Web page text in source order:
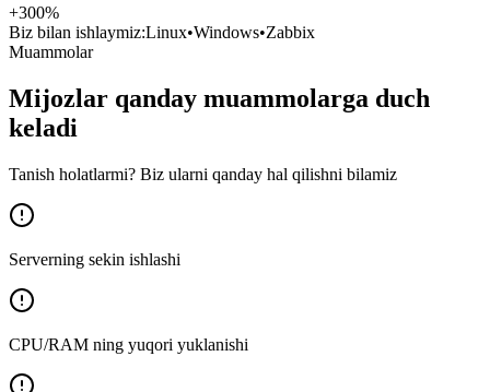
+300%
Biz bilan ishlaymiz:Linux•Windows•Zabbix
Muammolar
Mijozlar qanday muammolarga duch
keladi
Tanish holatlarmi? Biz ularni qanday hal qilishni bilamiz
Serverning sekin ishlashi
CPU/RAM ning yuqori yuklanishi